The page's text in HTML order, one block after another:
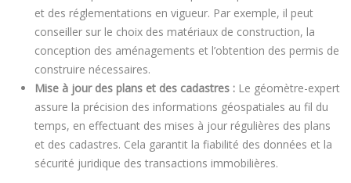
et des réglementations en vigueur. Par exemple, il peut
conseiller sur le choix des matériaux de construction, la
conception des aménagements et l’obtention des permis de
construire nécessaires.
Mise à jour des plans et des cadastres : Le géomètre-expert
assure la précision des informations géospatiales au fil du
temps, en effectuant des mises à jour régulières des plans
et des cadastres. Cela garantit la fiabilité des données et la
sécurité juridique des transactions immobilières.